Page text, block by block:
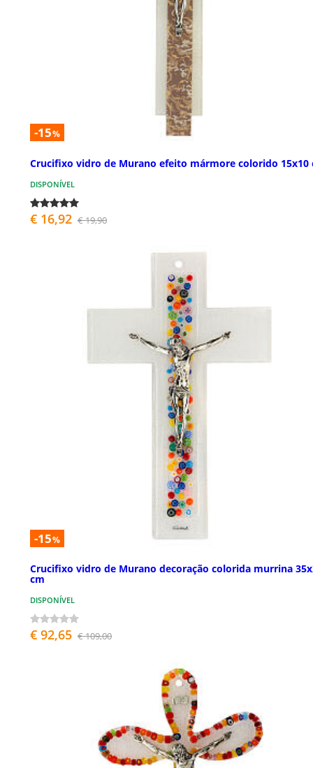
-15%
Crucifixo vidro de Murano efeito mármore colorido 15x10
DISPONÍVEL
€ 16,92 € 19,90
-15%
Crucifixo vidro de Murano decoração colorida murrina
cm
DISPONÍVEL
€ 92,65 € 109,00